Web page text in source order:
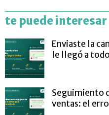
te puede interesar
Enviaste la
le llegó a
Seguimiento
ventas: el